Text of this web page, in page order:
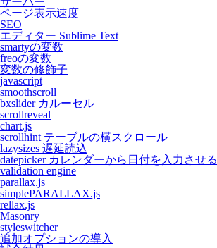
ページ表示速度
SEO
エディター Sublime Text
smartyの変数
freoの変数
変数の修飾子
javascript
smoothscroll
bxslider カルーセル
scrollreveal
chart.js
scrollhint テーブルの横スクロール
lazysizes 遅延読込
datepicker カレンダーから日付を入力させる
validation engine
parallax.js
simplePARALLAX.js
rellax.js
Masonry
styleswitcher
追加オプションの導入